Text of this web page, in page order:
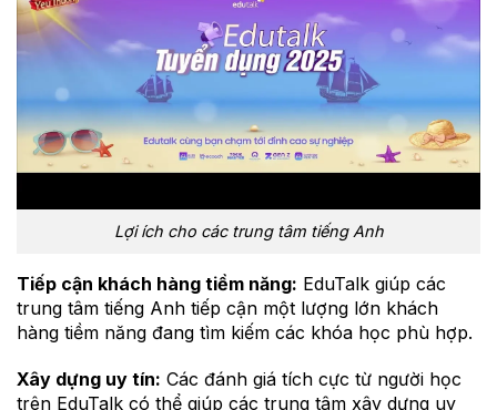
Lợi ích cho các trung tâm tiếng Anh
Tiếp cận khách hàng tiềm năng: EduTalk giúp các
trung tâm tiếng Anh tiếp cận một lượng lớn khách
hàng tiềm năng đang tìm kiếm các khóa học phù hợp.
Xây dựng uy tín: Các đánh giá tích cực từ người học
trên EduTalk có thể giúp các trung tâm xây dựng uy